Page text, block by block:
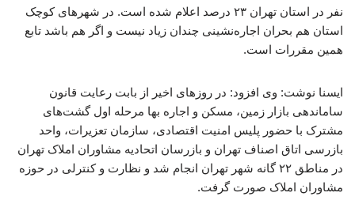
نفر در استان تهران ۲۳ درصد اعلام شده است. در شهرهای کوچک
استان هم بحران اجاره‌نشینی چندان زیاد نیست و اگر هم باشد تابع
همین مقررات است.
ایسنا نوشت: وی افزود: در روزهای اخیر از بابت رعایت قانون
ساماندهی بازار زمین، مسکن و اجاره بها مرحله اول گشت‌های
مشترک با حضور پلیس امنیت اقتصادی، سازمان تعزیرات، واحد
بازرسی اتاق اصناف تهران و بازرسان اتحادیه مشاوران املاک تهران
در مناطق ۲۲ گانه شهر تهران انجام شد و نظارت و کنترلی در حوزه
مشاوران املاک صورت گرفت.